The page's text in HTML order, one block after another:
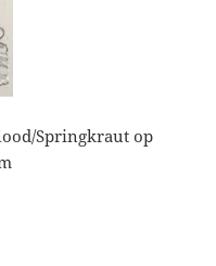
Springkraut op